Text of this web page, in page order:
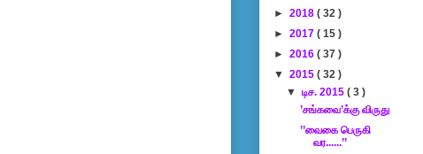
► 2018 ( 32 )
► 2017 ( 15 )
► 2016 ( 37 )
▼ 2015 ( 32 )
▼டிச. 2015( 3 )
’சங்கவை’க்கு விருது
’’வைகை பெருகி
வர......’’